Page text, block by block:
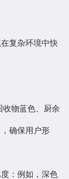
复杂环境中快
物蓝色、厨余
确保用户形
：例如，深色